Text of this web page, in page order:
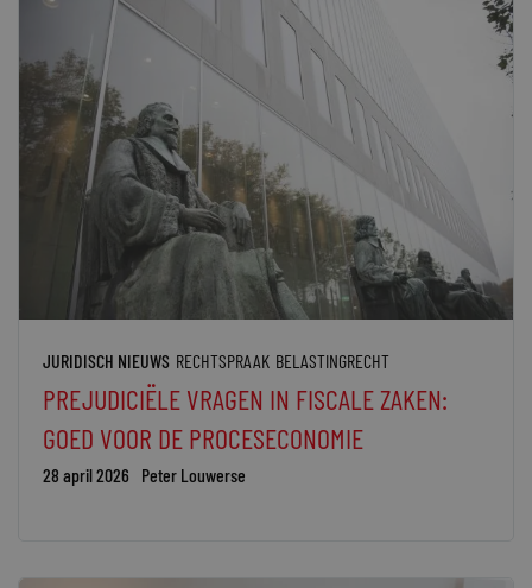
JURIDISCH NIEUWS RECHTSPRAAK BELASTINGRECHT
PREJUDICIËLE VRAGEN IN FISCALE ZAKEN:
GOED VOOR DE PROCESECONOMIE
28 april 2026 Peter Louwerse